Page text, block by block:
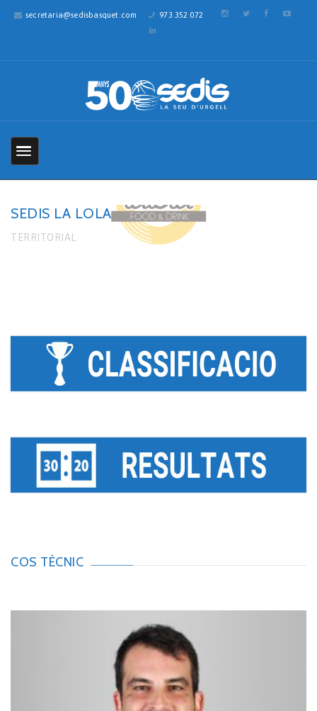
secretaria@sedisbasquet.com 973 352 072
SEDIS LA LOLA
TERRITORIAL
COS TÈCNIC